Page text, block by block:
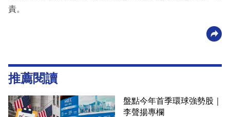
責。
推薦閱讀
盤點今年首季環球強勢股｜
李聲揚專欄